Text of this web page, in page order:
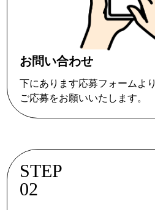
お問い合わせ
下にあります応募フォームより
ご応募をお願いいたします。
STEP
02